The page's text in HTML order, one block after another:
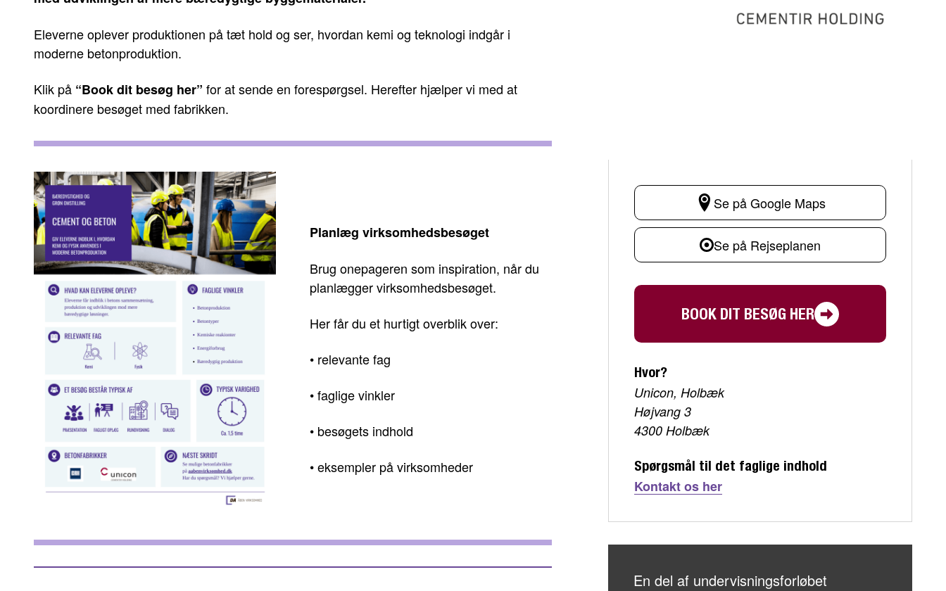
Eleverne oplever produktionen på tæt hold og ser, hvordan kemi og teknologi indgår i
moderne betonproduktion.
Klik på “Book dit besøg her” for at sende en forespørgsel. Herefter hjælper vi med at
koordinere besøget med fabrikken.
Planlæg virksomhedsbesøget
Brug onepageren som inspiration, når du
planlægger virksomhedsbesøget.
Her får du et hurtigt overblik over:
• relevante fag
• faglige vinkler
• besøgets indhold
• eksempler på virksomheder
Se på Google Maps
Se på Rejseplanen
BOOK DIT BESØG HER
Hvor?
Unicon, Holbæk
Højvang 3
4300 Holbæk
Spørgsmål til det faglige indhold
Kontakt os her
En del af undervisningsforløbet